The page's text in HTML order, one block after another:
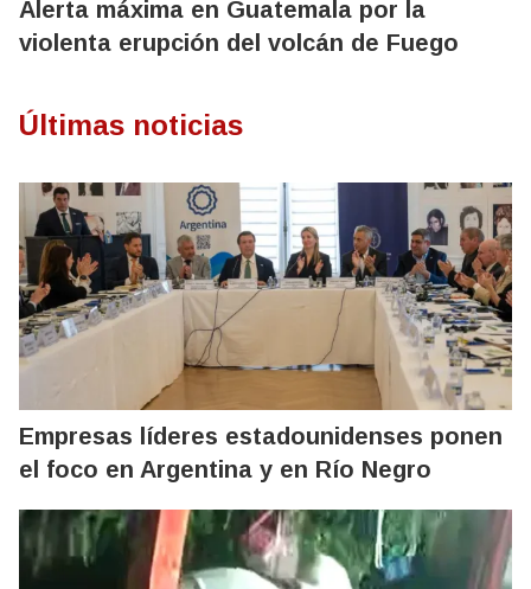
Alerta máxima en Guatemala por la
violenta erupción del volcán de Fuego
Últimas noticias
Empresas líderes estadounidenses ponen
el foco en Argentina y en Río Negro